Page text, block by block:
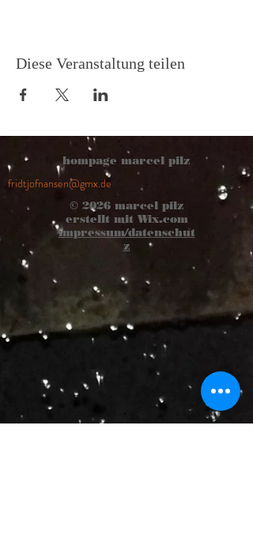
Diese Veranstaltung teilen
hompage marcel pilz
fridtjofnansen@gmx.de
© 2026marcel pilz
erstellt mit Wix.com
impressum/datenschut
z